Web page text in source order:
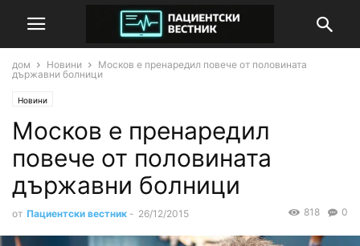
дом Новини
Москов е пренаредил повече от половината
държавни болници
Новини
Москов е пренаредил
повече от половината
държавни болници
от Пациентски вестник - 26/12/2015 0
818